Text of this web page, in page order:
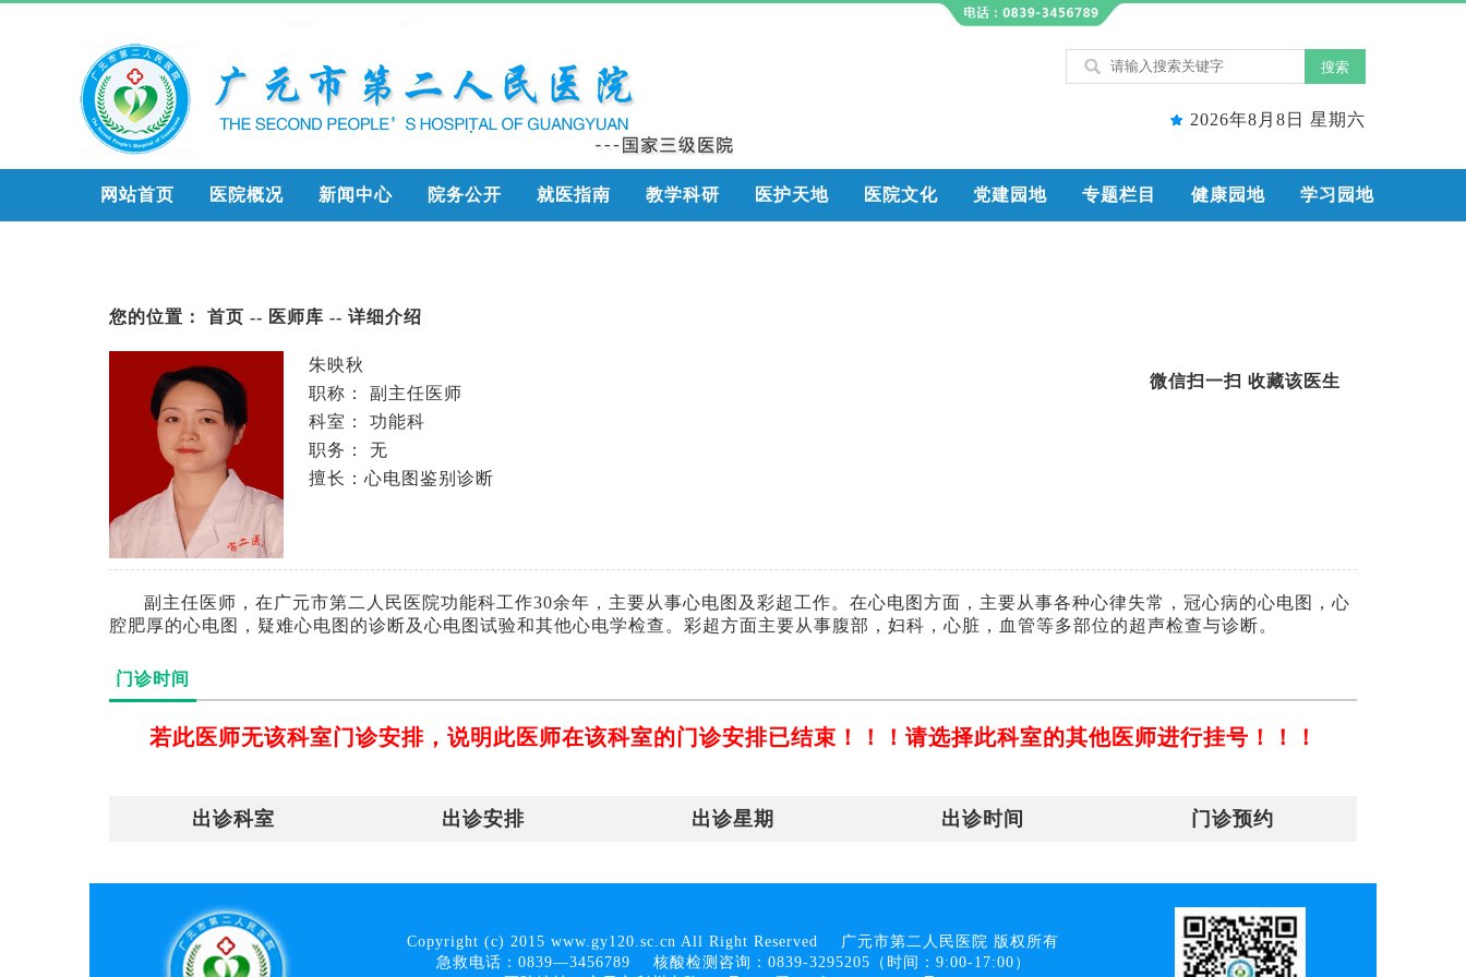
2026年8月8日 星期六
网站首页 医院概况 新闻中心 院务公开 就医指南 教学科研 医护天地 医院文化 党建园地 专题栏目 健康园地 学习园地
您的位置： 首页 -- 医师库 -- 详细介绍
朱映秋
职称： 副主任医师
科室：功能科
职务： 无
擅长：心电图鉴别诊断
微信扫一扫 收藏该医生
副主任医师，在广元市第二人民医院功能科工作30余年，主要从事心电图及彩超工作。在心电图方面，主要从事各种心律失常，冠心病的心电图，心
腔肥厚的心电图，疑难心电图的诊断及心电图试验和其他心电学检查。彩超方面主要从事腹部，妇科，心脏，血管等多部位的超声检查与诊断。
门诊时间
若此医师无该科室门诊安排，说明此医师在该科室的门诊安排已结束！！！请选择此科室的其他医师进行挂号！！！
出诊科室 出诊安排 出诊星期 出诊时间 门诊预约
Copyright (c) 2015 www.gy120.sc.cn All Right Reserved
广元市第二人民医院 版权所有
急救电话：0839—3456789
核酸检测咨询：0839-3295205（时间：9:00-17:00）